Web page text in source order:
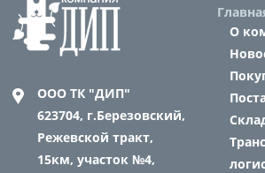
ООО ТК "ДИП"
623704, г.Березовский,
Режевской тракт,
15км, участок №4,
О